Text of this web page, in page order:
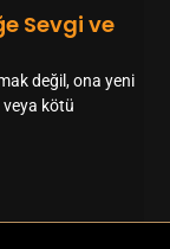
Sevgi ve
değil, ona yeni
veya kötü